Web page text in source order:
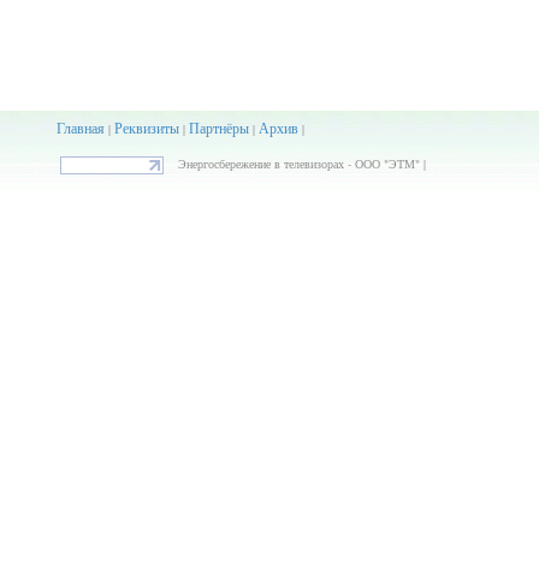
Главная| Реквизиты| Партнёры| Архив|
Энергосбережение в телевизорах - ООО "ЭТМ" |